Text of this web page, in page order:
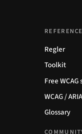
REFERENCE
Regler
Toolkit
Free
WCAG / ARIA
Glossary